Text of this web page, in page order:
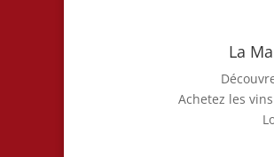
La
Achetez les